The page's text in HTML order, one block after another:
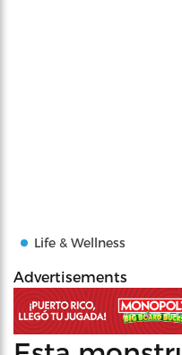
Life & Wellness
Advertisements